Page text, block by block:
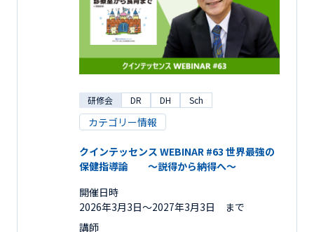
研修会 DR DH Sch
カテゴリー情報
クインテッセンス WEBINAR #63 世界最強の
保健指導論 ～説得から納得へ～
開催日時
2026年3月3日〜2027年3月3日 まで
講師